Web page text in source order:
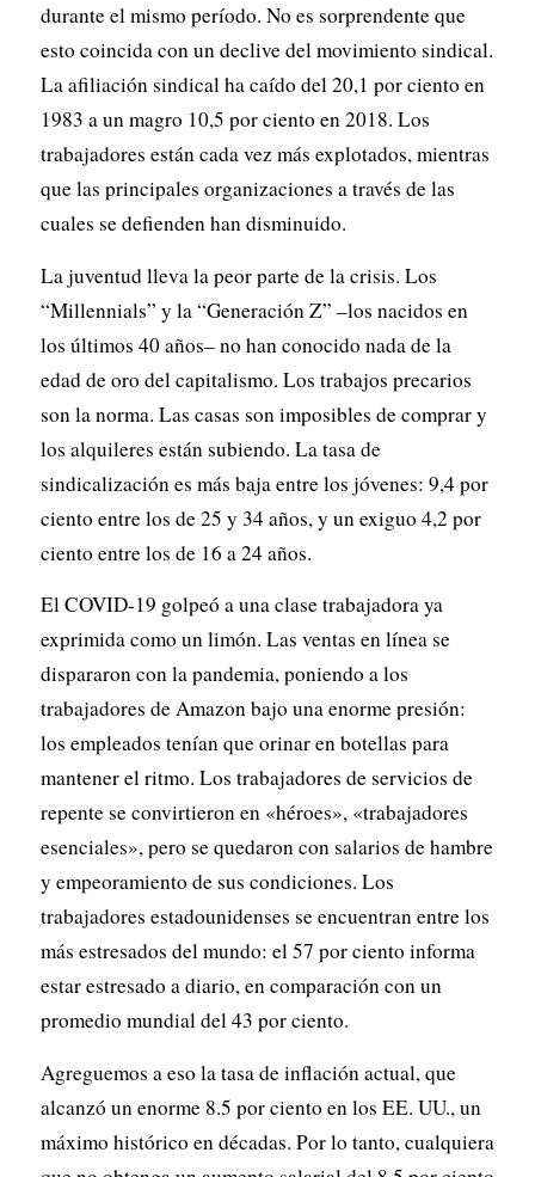
durante el mismo período. No es sorprendente que
esto coincida con un declive del movimiento sindical.
La afiliación sindical ha caído del 20,1 por ciento en
1983 a un magro 10,5 por ciento en 2018. Los
trabajadores están cada vez más explotados, mientras
que las principales organizaciones a través de las
cuales se defienden han disminuido.
La juventud lleva la peor parte de la crisis. Los
“Millennials” y la “Generación Z” –los nacidos en
los últimos 40 años– no han conocido nada de la
edad de oro del capitalismo. Los trabajos precarios
son la norma. Las casas son imposibles de comprar y
los alquileres están subiendo. La tasa de
sindicalización es más baja entre los jóvenes: 9,4 por
ciento entre los de 25 y 34 años, y un exiguo 4,2 por
ciento entre los de 16 a 24 años.
El COVID-19 golpeó a una clase trabajadora ya
exprimida como un limón. Las ventas en línea se
dispararon con la pandemia, poniendo a los
trabajadores de Amazon bajo una enorme presión:
los empleados tenían que orinar en botellas para
mantener el ritmo. Los trabajadores de servicios de
repente se convirtieron en «héroes», «trabajadores
esenciales», pero se quedaron con salarios de hambre
y empeoramiento de sus condiciones. Los
trabajadores estadounidenses se encuentran entre los
más estresados ​​del mundo: el 57 por ciento informa
estar estresado a diario, en comparación con un
promedio mundial del 43 por ciento.
Agreguemos a eso la tasa de inflación actual, que
alcanzó un enorme 8.5 por ciento en los EE. UU., un
máximo histórico en décadas. Por lo tanto, cualquiera